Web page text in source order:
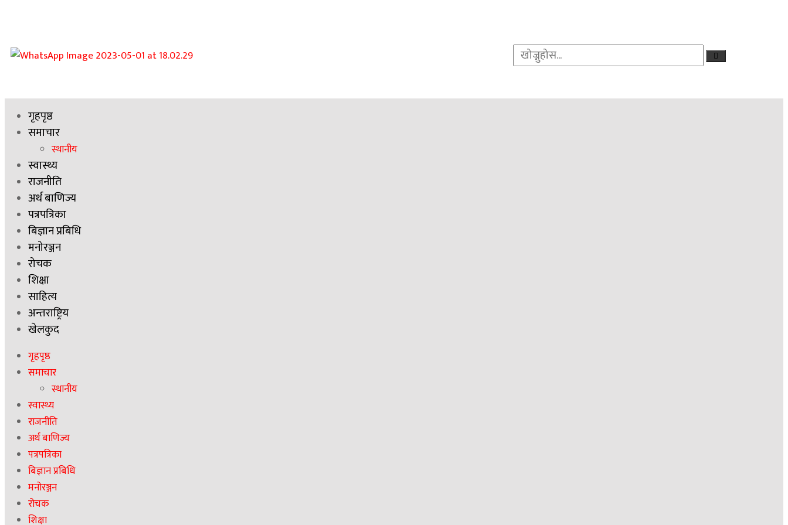
गृहपृष्ठ
समाचार
स्थानीय
स्वास्थ्य
राजनीति
अर्थ बाणिज्य
पत्रपत्रिका
बिज्ञान प्रबिधि
मनोरञ्जन
रोचक
शिक्षा
साहित्य
अन्तराष्ट्रिय
खेलकुद
गृहपृष्ठ
समाचार
स्थानीय
स्वास्थ्य
राजनीति
अर्थ बाणिज्य
पत्रपत्रिका
बिज्ञान प्रबिधि
मनोरञ्जन
रोचक
शिक्षा